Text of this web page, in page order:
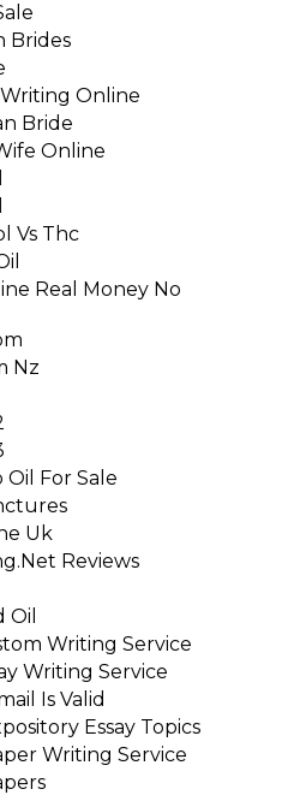
Brides
Writing Online
Bride
Online
Vs Thc
Real Money No
Nz
For Sale
Uk
Reviews
Oil
Writing Service
Writing Service
Is Valid
Essay Topics
Writing Service